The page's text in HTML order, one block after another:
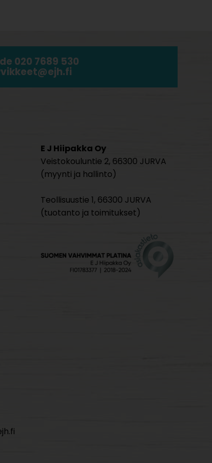
020 7689 530
E J Hiipakka Oy
Veistokouluntie 2, 66300 JURVA
(myynti ja hallinto)
Teollisuustie 1, 66300 JURVA
(tuotanto ja toimitukset)